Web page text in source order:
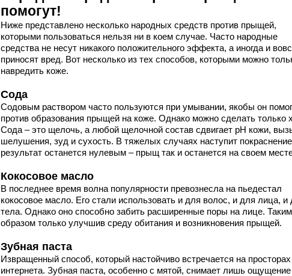
помогут!
Ниже представлено несколько народных средств против прыщей,
которыми пользоваться нельзя ни в коем случае. Часто народные
средства не несут никакого положительного эффекта, а иногда и
приносят вред. Вот несколько из тех способов, которыми можно
навредить коже.
Сода
Содовым раствором часто пользуются при умывании, якобы он
против образования прыщей на коже. Однако можно сделать только
Сода – это щелочь, а любой щелочной состав сдвигает pH кожи,
шелушения, зуд и сухость. В тяжелых случаях наступит
результат останется нулевым – прыщ так и останется на своем
Кокосовое масло
В последнее время волна популярности превознесла на пьедестал
кокосовое масло. Его стали использовать и для волос, и для лица, и
тела. Однако оно способно забить расширенные поры на лице. Таким
образом только улучшив среду обитания и возникновения прыщей.
Зубная паста
Извращенный способ, который настойчиво встречается на просторах
интернета. Зубная паста, особенно с мятой, снимает лишь ощущение